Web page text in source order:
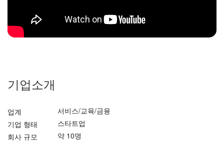
기업소개
업계
서비스/교육/금융
기업 형태
스타트업
회사 규모
약 10명